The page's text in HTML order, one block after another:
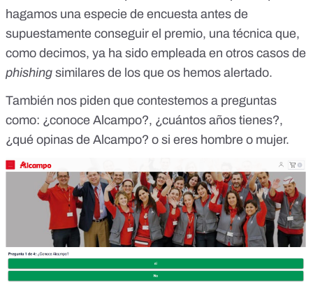
hagamos una especie de encuesta antes de
supuestamente conseguir el premio, una técnica que,
como decimos, ya ha sido empleada en otros casos de
phishing similares de los que os hemos alertado.
También nos piden que contestemos a preguntas
como: ¿conoce Alcampo?, ¿cuántos años tienes?,
¿qué opinas de Alcampo? o si eres hombre o mujer.